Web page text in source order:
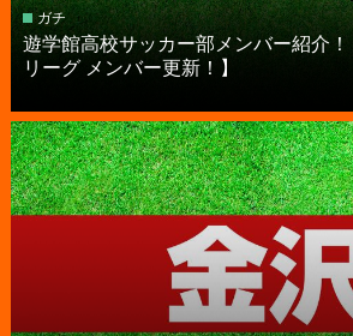
ガチ
遊学館高校サッカー部メンバー紹介
リーグ メンバー更新！】